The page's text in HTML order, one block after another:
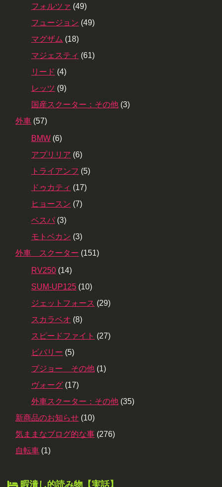
フォルツァ (49)
フュージョン (49)
マグザム (18)
マジェスティ (61)
リード (4)
レッツ (9)
国産スクーター：その他 (3)
外車 (57)
BMW (6)
アプリリア (6)
トライアンフ (5)
ドゥカティ (17)
ヒョースン (7)
ベスパ (3)
モトベカン (3)
外車 スクーター (151)
RV250 (14)
SUM-UP125 (10)
ジェットフォース (29)
スカラベオ (8)
スピードファイト (27)
ビバリー (5)
プジョー その他 (1)
ヴォーグ (17)
外車スクーター：その他 (35)
新商品のお知らせ (10)
気ままなブログ的な事 (276)
自転車 (1)
暇潰し的読み物【実話】